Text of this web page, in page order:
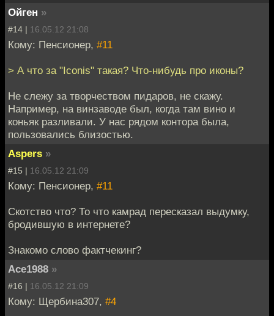
Ойген »
#14 | 16.05.12 21:08
Кому: Пенсионер, #11
> А что за "Iconis" такая? Что-нибудь про иконы?
Не слежу за творчеством пидаров, не скажу.
Например, на винзаводе был, когда там вино и
коньяк разливали. У нас рядом контора была,
пользовались близостью.
Aspers »
#15 | 16.05.12 21:09
Кому: Пенсионер, #11
Скотство что? То что камрад пересказал выдумку,
бродившую в интернете?
Знакомо слово фактчекинг?
Ace1988 »
#16 | 16.05.12 21:09
Кому: Щербина307, #4